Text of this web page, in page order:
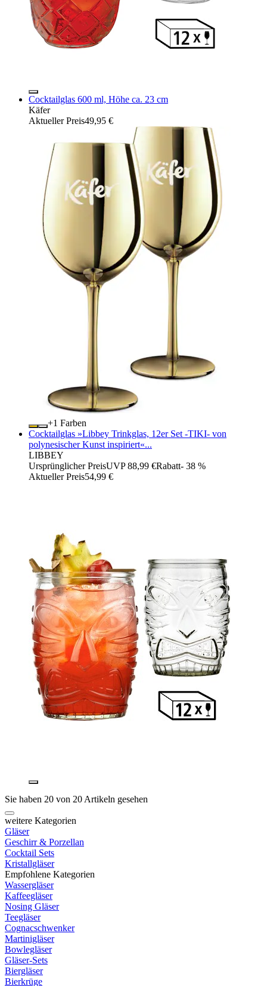
Cocktailglas 600 ml, Höhe ca. 23 cm
Käfer
Aktueller Preis49,95 €
+
Farben
Cocktailglas »Libbey Trinkglas, 12er Set -TIKI- von
polynesischer Kunst inspiriert«...
LIBBEY
Ursprünglicher PreisUVP 88,99 €Rabatt- 38 %
Aktueller Preis54,99 €
Sie haben 20 von 20 Artikeln gesehen
weitere Kategorien
Gläser
Geschirr & Porzellan
Cocktail Sets
Kristallgläser
Empfohlene Kategorien
Wassergläser
Kaffeegläser
Nosing Gläser
Teegläser
Cognacschwenker
Martinigläser
Bowlegläser
Gläser-Sets
Biergläser
Bierkrüge